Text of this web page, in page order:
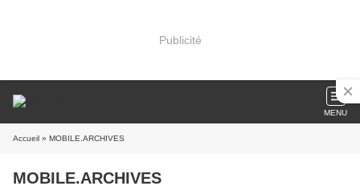
Publicité
MENU
Accueil » MOBILE.ARCHIVES
MOBILE.ARCHIVES